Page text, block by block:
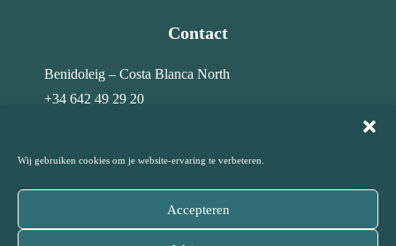
Wij gebruiken cookies om je website-ervaring te verbeteren.
Accepteren
Contact
Benidoleig – Costa Blanca North
+34 642 49 29 20
© Costa Home Top Services · All rights reserved – 2026